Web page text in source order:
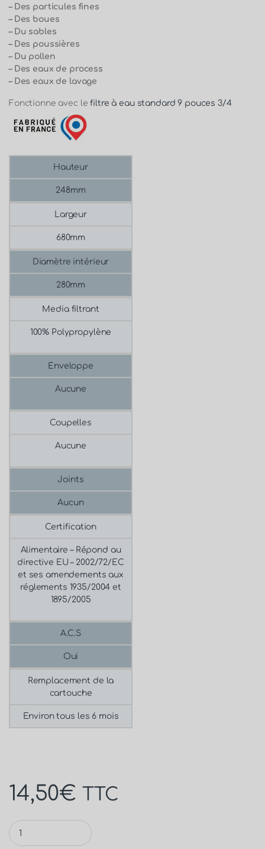
– Des particules fines
– Des boues
– Du sables
– Des poussières
– Du pollen
– Des eaux de process
– Des eaux de lavage
Fonctionne avec lefiltre à eau standard 9 pouces 3/4
Hauteur
248mm
Largeur
680mm
Diamètre intérieur
280mm
Media filtrant
100% Polypropylène
Enveloppe
Aucune
Coupelles
Aucune
Joints
Aucun
Certification
Alimentaire – Répond au
directive EU – 2002/72/EC
et ses amendements aux
réglements 1935/2004 et
1895/2005
A.C.S
Oui
Remplacement de la
cartouche
Environ tous les 6 mois
14,50€ TTC